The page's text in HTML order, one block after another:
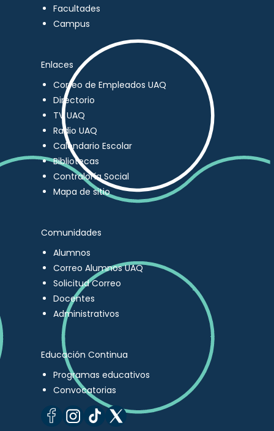
Facultades
Campus
Enlaces
Correo de Empleados UAQ
Directorio
TV UAQ
Radio UAQ
Calendario Escolar
Bibliotecas
Contraloría Social
Mapa de sitio
Comunidades
Alumnos
Correo Alumnos UAQ
Solicitud Correo
Docentes
Administrativos
Educación Continua
Programas educativos
Convocatorias